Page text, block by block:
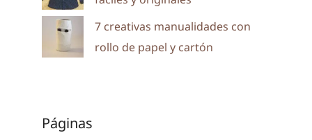
7 creativas manualidades con
rollo de papel y cartón
Páginas